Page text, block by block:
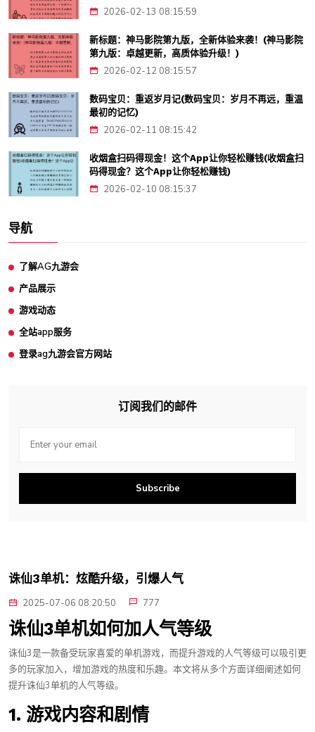
2026-02-13 08:15:59
新标题：神马影院第九版，全新体验来袭！(神马影院
第九版：卓越更新，高质体验升级！)
2026-02-12 08:15:57
数码宝贝：重返岁月记(数码宝贝：岁月不再远，重温
最初的记忆)
2026-02-11 08:15:42
收烟盒扫码得现金！这个App让你轻松赚钱(收烟盒扫
码得现金？这个App让你轻松赚钱)
2026-02-10 08:15:37
导航
了解AG九游会
产品展示
游戏动态
全站app服务
登录ag九游会官方网站
订阅我们的邮件
Subscribe
诛仙3单机：炫酷升级，引爆人气
2025-07-06 08:20:50 777
诛仙3单机如何加人气等级
诛仙3是一款备受玩家喜爱的单机游戏，而提升游戏的人气等级可以吸引更
多的玩家加入，增加游戏的热度和乐趣。本文将从多个方面详细阐述如何
提升诛仙3单机的人气等级。
1. 游戏内容和剧情